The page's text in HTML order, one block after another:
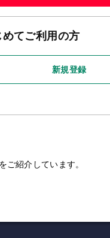
めてご利用の方
新規登録
紹介しています。